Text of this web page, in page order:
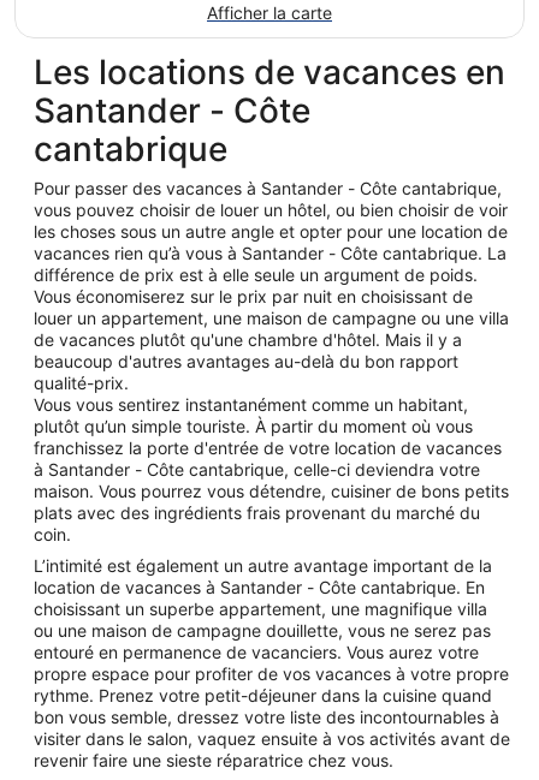
Afficher la carte
Les locations de vacances en
Santander - Côte
cantabrique
Pour passer des vacances à Santander - Côte cantabrique,
vous pouvez choisir de louer un hôtel, ou bien choisir de voir
les choses sous un autre angle et opter pour une location de
vacances rien qu’à vous à Santander - Côte cantabrique. La
différence de prix est à elle seule un argument de poids.
Vous économiserez sur le prix par nuit en choisissant de
louer un appartement, une maison de campagne ou une villa
de vacances plutôt qu'une chambre d'hôtel. Mais il y a
beaucoup d'autres avantages au-delà du bon rapport
qualité-prix.
Vous vous sentirez instantanément comme un habitant,
plutôt qu’un simple touriste. À partir du moment où vous
franchissez la porte d'entrée de votre location de vacances
à Santander - Côte cantabrique, celle-ci deviendra votre
maison. Vous pourrez vous détendre, cuisiner de bons petits
plats avec des ingrédients frais provenant du marché du
coin.
L’intimité est également un autre avantage important de la
location de vacances à Santander - Côte cantabrique. En
choisissant un superbe appartement, une magnifique villa
ou une maison de campagne douillette, vous ne serez pas
entouré en permanence de vacanciers. Vous aurez votre
propre espace pour profiter de vos vacances à votre propre
rythme. Prenez votre petit-déjeuner dans la cuisine quand
bon vous semble, dressez votre liste des incontournables à
visiter dans le salon, vaquez ensuite à vos activités avant de
revenir faire une sieste réparatrice chez vous.